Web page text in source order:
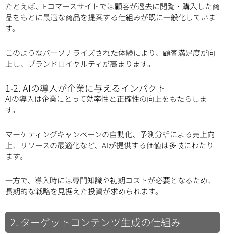
たとえば、Eコマースサイトでは顧客が過去に閲覧・購入した商
品をもとに最適な商品を提案する仕組みが既に一般化していま
す。
このようなパーソナライズされた体験により、顧客満足度が向
上し、ブランドロイヤルティが高まります。
1-2. AIの導入が企業に与えるインパクト
AIの導入は企業にとって効率性と正確性の向上をもたらしま
す。
マーケティングキャンペーンの自動化、予測分析による売上向
上、リソースの最適化など、AIが提供する価値は多岐にわたり
ます。
一方で、導入時には専門知識や初期コストが必要となるため、
長期的な戦略を見据えた投資が求められます。
2. ターゲットコンテンツ生成の仕組み